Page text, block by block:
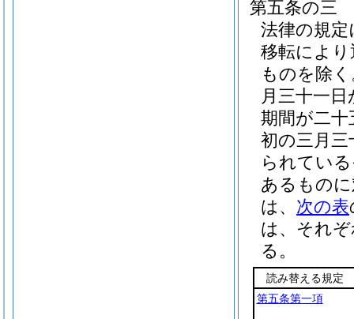
第五条の三
法律の規
移転によ
ものを除
月三十一
期間が二
初の三月
られてい
あるもの
は、 次の表
は、それ
る。
読み替える規定
第五条第一項